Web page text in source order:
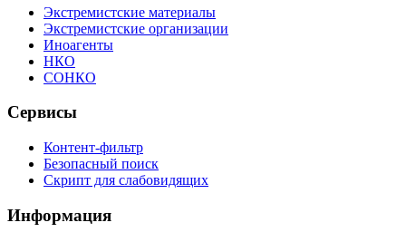
Экстремистские материалы
Экстремистские организации
Иноагенты
НКО
СОНКО
Сервисы
Контент-фильтр
Безопасный поиск
Скрипт для слабовидящих
Информация